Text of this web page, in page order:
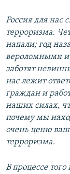
Россия для нас
терроризма.
напали; год
вероломными
заботят
нас лежит
граждан и
наших силах,
почему мы
очень ценю
терроризма.
В процессе